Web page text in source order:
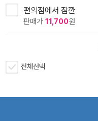
편의점에서 잠깐
판매가 11,700원
전체선택